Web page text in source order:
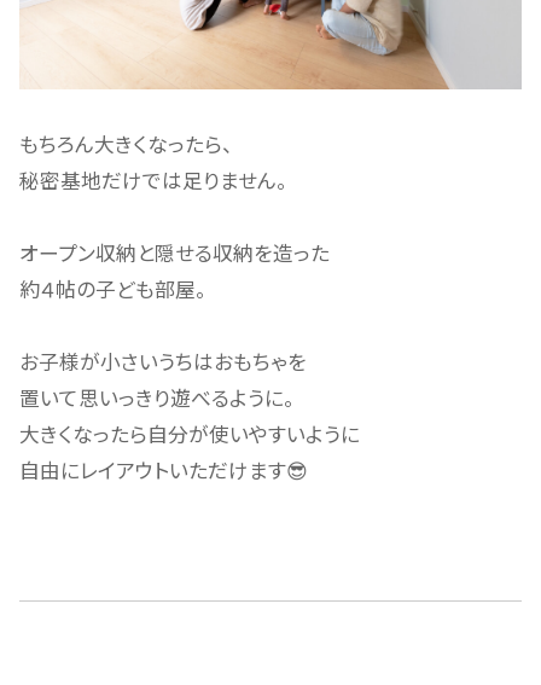
もちろん大きくなったら、
秘密基地だけでは足りません。
オープン収納と隠せる収納を造った
約４帖の子ども部屋。
お子様が小さいうちはおもちゃを
置いて思いっきり遊べるように。
大きくなったら自分が使いやすいように
自由にレイアウトいただけます😎